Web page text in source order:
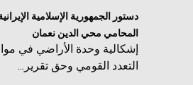
المحامي محي الدين نعمان
إشكالية وحدة الأراضي في
التعدد القومي وحق تقرير...